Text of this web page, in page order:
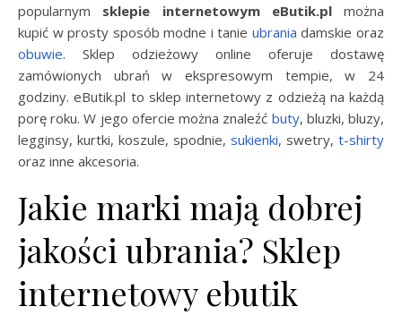
popularnym sklepie internetowym eButik.plmożna
kupić w prosty sposób modne i tanie ubrania damskie oraz
obuwie. Sklep odzieżowy online oferuje dostawę
zamówionych ubrań w ekspresowym tempie, w 24
godziny. eButik.pl to sklep internetowy z odzieżą na każdą
porę roku. W jego ofercie można znaleźć buty, bluzki, bluzy,
legginsy, kurtki, koszule, spodnie, sukienki, swetry, t-shirty
oraz inne akcesoria.
Jakie marki mają dobrej
jakości ubrania? Sklep
internetowy ebutik